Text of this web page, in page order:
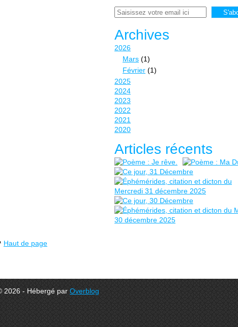
Email
Archives
2026
Mars (1)
Février (1)
2025
2024
2023
2022
2021
2020
Articles récents
Haut de page
2026 - Hébergé parOverblog